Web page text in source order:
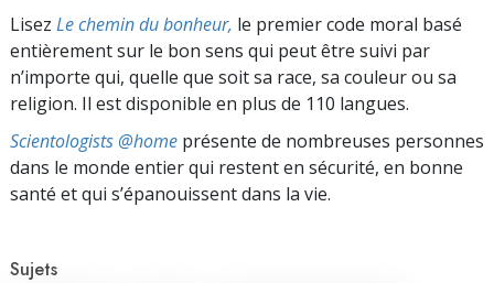
Lisez Le chemin du bonheur, le premier code moral basé
entièrement sur le bon sens qui peut être suivi par
n’importe qui, quelle que soit sa race, sa couleur ou sa
religion. Il est disponible en plus de 110 langues.
Scientologists @home présente de nombreuses personnes
dans le monde entier qui restent en sécurité, en bonne
santé et qui s’épanouissent dans la vie.
Sujets